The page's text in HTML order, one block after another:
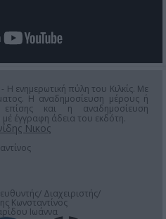
ενημερωτική πύλη του Κιλκίς. Με
Η αναδημοσίευση μέρους ή
και η αναδημοσίευση
έγγραφη άδεια του εκδότη.
Νικος
Διαχειριστής/
Κωνσταντίνος
Ιωάννα